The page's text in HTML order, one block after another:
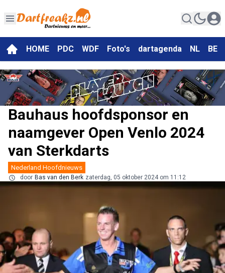
HOME PDC WDF Foto's dartagenda NL BE
Bauhaus hoofdsponsor en
naamgever Open Venlo 2024
van Sterkdarts
Nederland Hoofdnieuws
door Bas van den Berk zaterdag, 05 oktober 2024 om 11:12